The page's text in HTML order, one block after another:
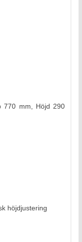
770 mm, Höjd 290
höjdjustering